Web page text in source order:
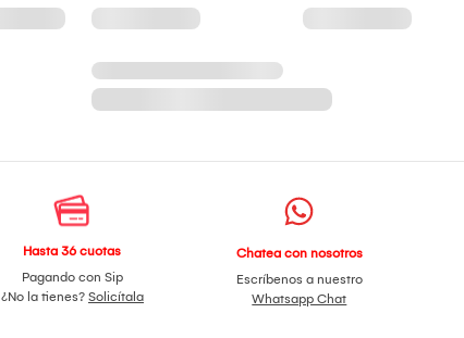
Hasta 36 cuotas
Pagando con Sip
¿No la tienes? Solicítala
Chatea con nosotros
Escríbenos a nuestro
Whatsapp Chat